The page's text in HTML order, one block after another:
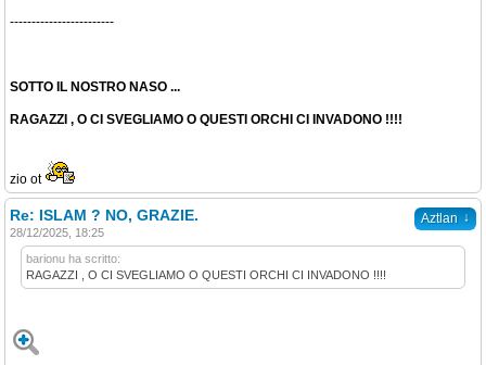
------------------------
SOTTO IL NOSTRO NASO ...
RAGAZZI , O CI SVEGLIAMO O QUESTI ORCHI CI INVADONO !!!!
zio ot
Aztlan ↓
Re: ISLAM ? NO, GRAZIE.
28/12/2025, 18:25
barionu ha scritto:
RAGAZZI , O CI SVEGLIAMO O QUESTI ORCHI CI INVADONO !!!!